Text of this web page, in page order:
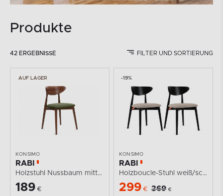
Produkte
42 ERGEBNISSE FILTER UND SORTIERUNG
AUF LAGER
KONSIMO
RABI
Holzstuhl Nussbaum mittelgrün Velours
189 €
-19%
KONSIMO
RABI
Holzboucle-Stuhl weiß/schwarz 2 tlg.
299 € 369 €